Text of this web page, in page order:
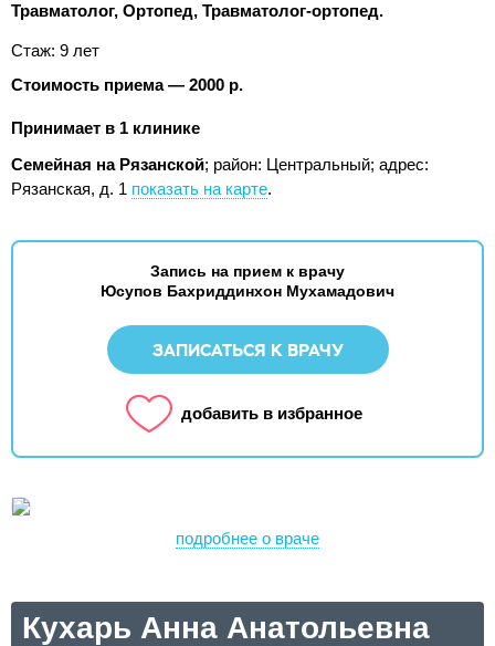
Травматолог, Ортопед, Травматолог-ортопед.
Стаж: 9 лет
Стоимость приема — 2000 р.
Принимает в 1 клинике
Семейная на Рязанской; район: Центральный; адрес:
Рязанская, д. 1 показать на карте.
Запись на прием к врачу
Юсупов Бахриддинхон Мухамадович
ЗАПИСАТЬСЯ К ВРАЧУ
добавить в избранное
подробнее о враче
Кухарь Анна Анатольевна